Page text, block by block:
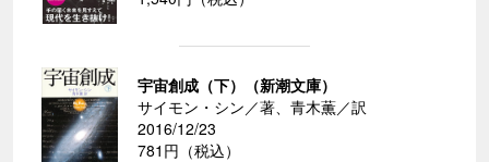
宇宙創成（下）（新潮文庫）
サイモン・シン／著、青木薫／訳
2016/12/23
781円（税込）